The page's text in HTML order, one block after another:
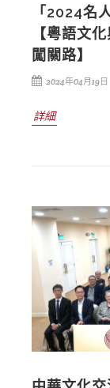
「2024名
【粵語文
闖關路】
2024年04月19日
詳細